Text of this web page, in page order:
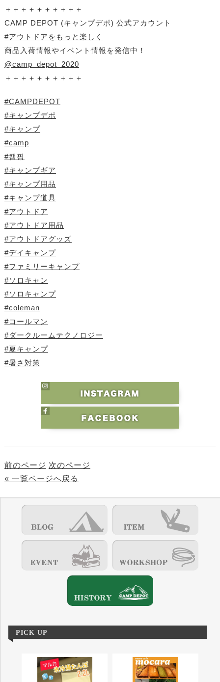
＋＋＋＋＋＋＋＋＋＋
CAMP DEPOT (キャンプデポ) 公式アカウント
#アウトドアをもっと楽しく
商品入荷情報やイベント情報を発信中！
@camp_depot_2020
＋＋＋＋＋＋＋＋＋＋
#CAMPDEPOT
#キャンプデポ
#キャンプ
#camp
#캠핑
#キャンプギア
#キャンプ用品
#キャンプ道具
#アウトドア
#アウトドア用品
#アウトドアグッズ
#デイキャンプ
#ファミリーキャンプ
#ソロキャン
#ソロキャンプ
#coleman
#コールマン
#ダークルームテクノロジー
#夏キャンプ
#暑さ対策
前のページ 次のページ
« 一覧ページへ戻る
PICK UP